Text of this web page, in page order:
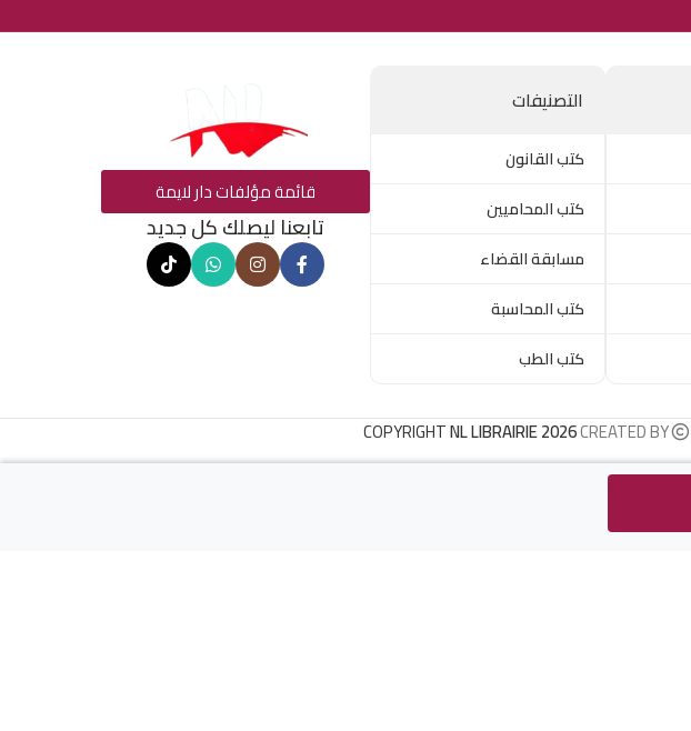
التصنيفات
كتب القانون
كتب المحاميين
مسابقة القضاء
كتب المحاسبة
كتب الطب
قائمة مؤلفات دار لايمة
تابعنا ليصلك كل جديد
COPYRIGHTNL LIBRAIRIE 2026CREATED BY